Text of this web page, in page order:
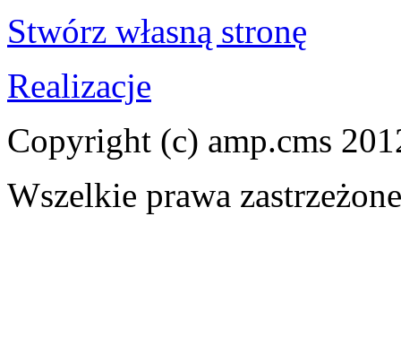
Stwórz własną stronę
Realizacje
Copyright (c) amp.cms
Wszelkie prawa zastrzeżone